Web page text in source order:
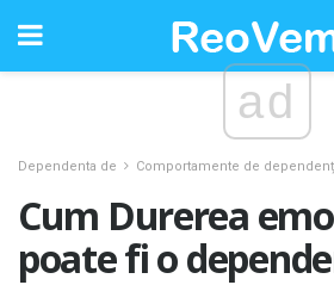
ad
Dependenta de Comportamente de
Cum Durerea
poate fi o